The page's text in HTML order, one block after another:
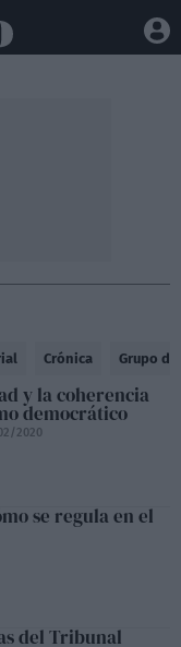
Crónica Grupo
y la coherencia
democrático
2020
se regula en el
del Tribunal